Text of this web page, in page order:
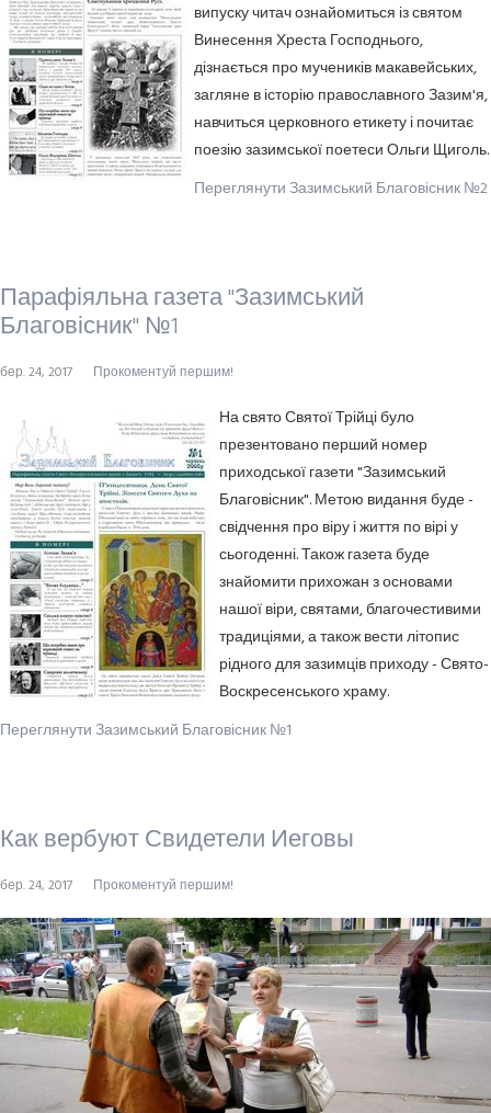
випуску читач ознайомиться із святом
Винесення Хреста Господнього,
дізнається про мучеників макавейських,
загляне в історію православного Зазим'я,
навчиться церковного етикету і почитає
поезію зазимської поетеси Ольги Щиголь.
Переглянути Зазимський Благовісник №2
Парафіяльна газета "Зазимський
Благовісник" №1
бер. 24, 2017 Прокоментуй першим!
На свято Святої Трійці було
презентовано перший номер
приходської газети "Зазимський
Благовісник". Метою видання буде -
свідчення про віру і життя по вірі у
сьогоденні. Також газета буде
знайомити прихожан з основами
нашої віри, святами, благочестивими
традиціями, а також вести літопис
рідного для зазимців приходу - Свято-
Воскресенського храму.
Переглянути Зазимський Благовісник №1
Как вербуют Свидетели Иеговы
бер. 24, 2017 Прокоментуй першим!